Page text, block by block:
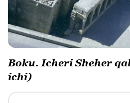
Boku. Icheri Sheher
ichi)